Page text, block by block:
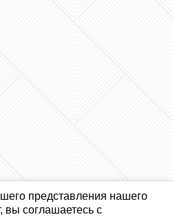
представления нашего
вы соглашаетесь с